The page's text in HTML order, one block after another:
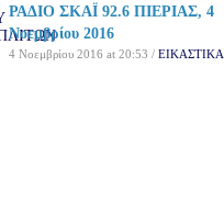
ΡΑΔΙΟ ΣΚΑΪ 92.6 ΠΙΕΡΙΑΣ, 4
Νοεμβρίου 2016
4 Νοεμβρίου 2016 at 20:53 / ΕΙΚΑΣΤΙΚΑ